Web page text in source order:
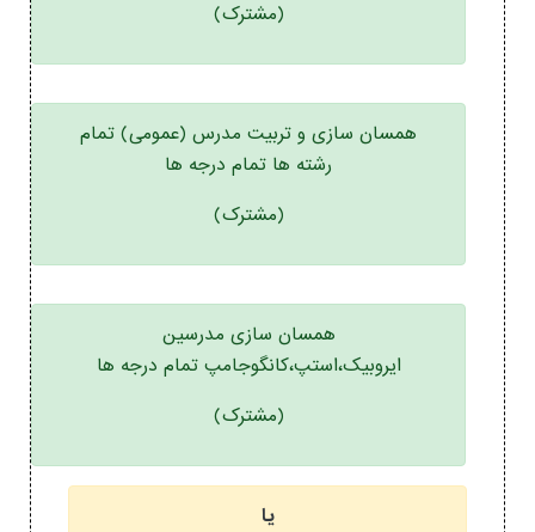
(مشترک)
همسان سازی و تربیت مدرس (عمومی) تمام
رشته ها تمام درجه ها
(مشترک)
همسان سازی مدرسین
ایروبیک،استپ،کانگوجامپ تمام درجه ها
(مشترک)
یا